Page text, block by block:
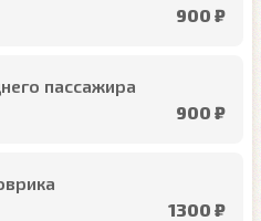
900 ₽
пассажира
900 ₽
1300 ₽